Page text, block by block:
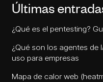
Últimas
¿Qué es el pentesting?
¿Qué son los agentes de
uso para empresas
Mapa de calor web